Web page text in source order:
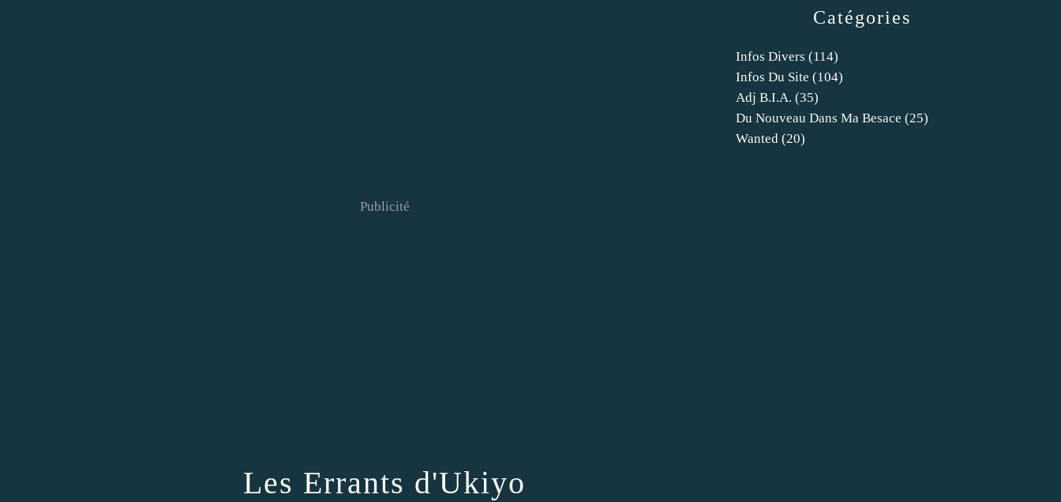
Publicité
Les Errants d'Ukiyo
Catégories
Infos Divers (114)
Infos Du Site (104)
Adj B.i.a. (35)
Du Nouveau Dans Ma Besace (25)
Wanted (20)